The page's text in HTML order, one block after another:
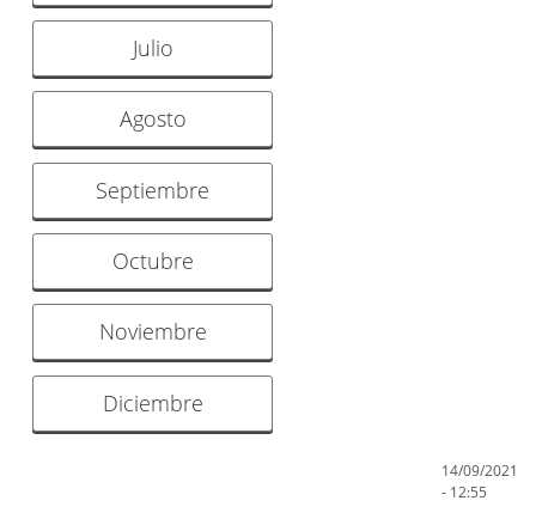
Julio
Agosto
Septiembre
Octubre
Noviembre
Diciembre
14/09/2021
- 12:55